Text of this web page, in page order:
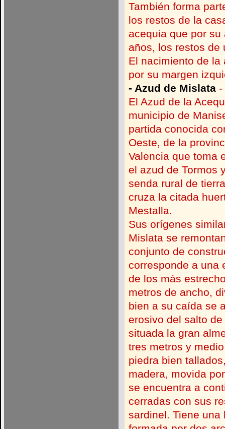
También forma
los restos de la
acequia que por
años, los restos de
El nacimiento de la
por su margen
- Azud de Mislata -
El Azud de la
municipio de
partida conocida
Oeste, de la
Valencia que toma
el azud de Tormos
senda rural de
cruza la citada
Mestalla.
Sus orígenes
Mislata se
conjunto de
corresponde a una
de los más
metros de ancho,
bien a su caída se
erosivo del salto
situada la gran
tres metros y
piedra bien
madera, movida
se encuentra a
cerradas con sus
sardinel. Tiene una